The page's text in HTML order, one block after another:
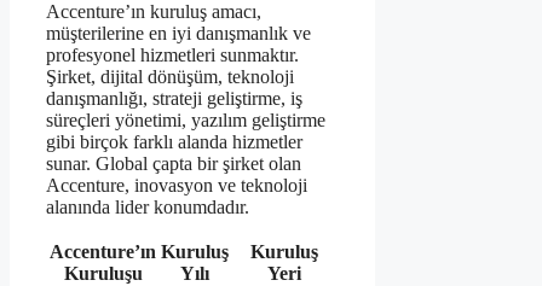
Accenture’ın kuruluş amacı,
müşterilerine en iyi danışmanlık ve
profesyonel hizmetleri sunmaktır.
Şirket, dijital dönüşüm, teknoloji
danışmanlığı, strateji geliştirme, iş
süreçleri yönetimi, yazılım geliştirme
gibi birçok farklı alanda hizmetler
sunar. Global çapta bir şirket olan
Accenture, inovasyon ve teknoloji
alanında lider konumdadır.
Accenture’ın
Kuruluşu
Kuruluş
Yılı
Kuruluş
Yeri